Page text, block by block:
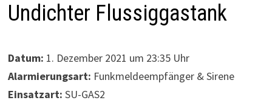
Undichter Flussiggastank
Datum: 1. Dezember 2021 um 23:35 Uhr
Alarmierungsart: Funkmeldeempfänger & Sirene
Einsatzart: SU-GAS2